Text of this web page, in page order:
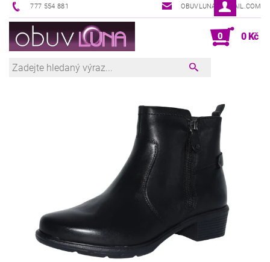
777 554 881 OBUVLUNA@GMAIL.COM
0 0 Kč